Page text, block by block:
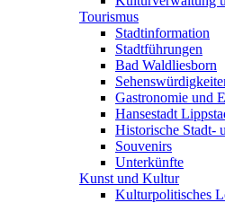
Tourismus
Stadtinformation
Stadtführungen
Bad Waldliesborn
Gastronomie und
Hansestadt
Historische Stadt-
Souvenirs
Unterkünfte
Kunst und Kultur
Kulturpolitisches